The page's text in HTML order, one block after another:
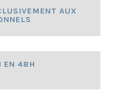
AUX
EN 48H